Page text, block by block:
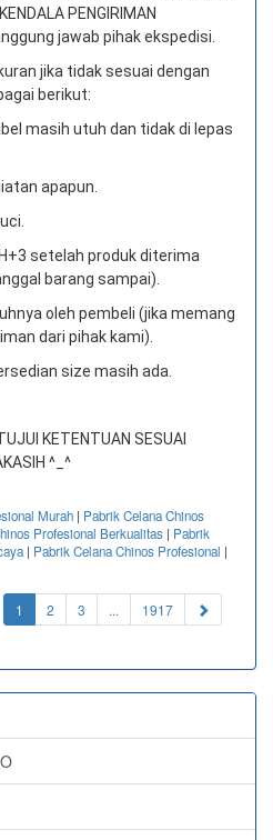
PENGIRIMAN
jawab pihak ekspedisi.
jika tidak sesuai dengan
berikut:
masih utuh dan tidak di lepas
apapun.
setelah produk diterima
barang sampai).
oleh pembeli (jika memang
dari pihak kami).
size masih ada.
KETENTUAN SESUAI
^_^
Murah | Pabrik Celana Chinos
Profesional Berkualitas | Pabrik
| Pabrik Celana Chinos Profesional |
1 (current)
2 3 ... 1917